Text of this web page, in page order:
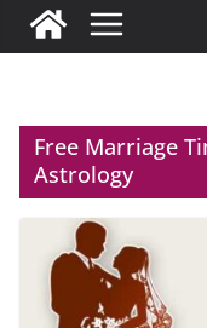
Free Marriage
Astrology